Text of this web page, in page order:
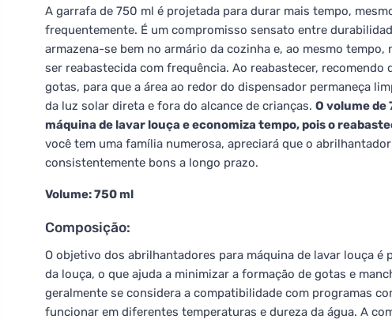
A garrafa de 750 ml é projetada para durar mais tempo,
frequentemente. É um compromisso sensato entre
armazena-se bem no armário da cozinha e, ao mesmo
ser reabastecida com frequência. Ao reabastecer,
gotas, para que a área ao redor do dispensador permaneça
da luz solar direta e fora do alcance de crianças. O volume
máquina de lavar louça e economiza tempo, pois o
você tem uma família numerosa, apreciará que o
consistentemente bons a longo prazo.
Volume: 750 ml
Composição:
O objetivo dos abrilhantadores para máquina de lavar louça
da louça, o que ajuda a minimizar a formação de gotas e
geralmente se considera a compatibilidade com programas
funcionar em diferentes temperaturas e dureza da água. A